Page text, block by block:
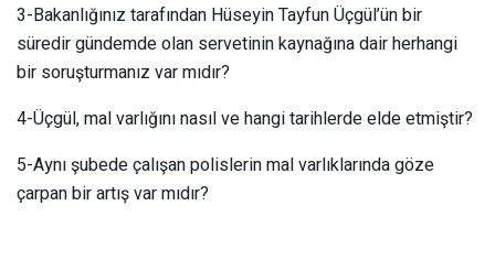
3-Bakanlığınız tarafından Hüseyin Tayfun Üçgül’ün bir
süredir gündemde olan servetinin kaynağına dair herhangi
bir soruşturmanız var mıdır?
4-Üçgül, mal varlığını nasıl ve hangi tarihlerde elde etmiştir?
5-Aynı şubede çalışan polislerin mal varlıklarında göze
çarpan bir artış var mıdır?